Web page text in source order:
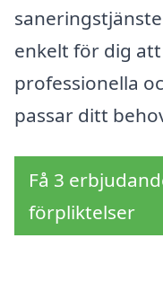
enkelt för dig
professionella
passar ditt
Få 3
förpliktelser